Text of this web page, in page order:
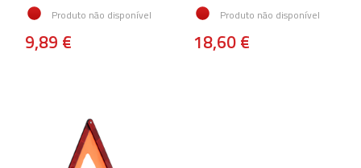
Produto não disponível
9,89 €
Produto não disponível
18,60 €